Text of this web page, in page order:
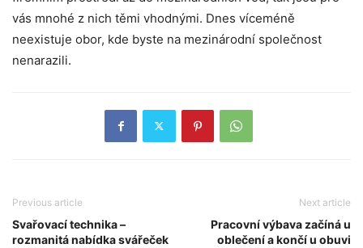
vás mnohé z nich těmi vhodnými. Dnes víceméně
neexistuje obor, kde byste na mezinárodní společnost
nenarazili.
Previous article
Svařovací technika –
rozmanitá nabídka svářeček
Next article
Pracovní výbava začíná u
oblečení a končí u obuvi